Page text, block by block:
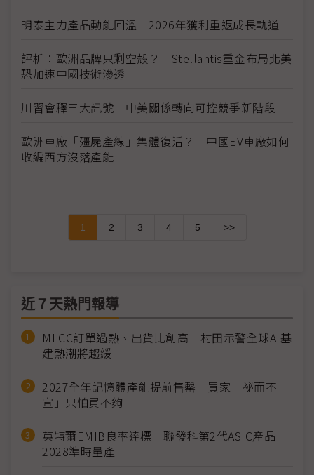
明泰主力產品動能回溫 2026年獲利重返成長軌道
評析：歐洲品牌只剩空殼？ Stellantis重金布局北美
恐加速中國技術滲透
川習會釋三大訊號 中美關係轉向可控競爭新階段
歐洲車廠「殭屍產線」集體復活？ 中國EV車廠如何
收編西方沒落產能
1 2 3 4 5 >>
近７天熱門報導
MLCC訂單過熱、出貨比創高 村田示警全球AI基
建熱潮將趨緩
2027全年記憶體產能提前售罄 買家「祕而不
宣」只怕買不夠
英特爾EMIB良率達標 聯發科第2代ASIC產品
2028準時量產